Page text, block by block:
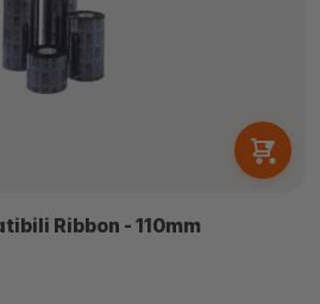
Ribbon - 110mm